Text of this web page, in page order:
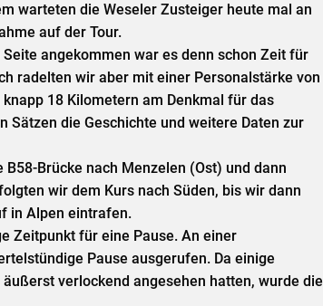
warteten die Weseler Zusteiger heute mal an
auf der Tour.
angekommen war es denn schon Zeit für
radelten wir aber mit einer Personalstärke von
18 Kilometern am Denkmal für das
Sätzen die Geschichte und weitere Daten zur
Brücke nach Menzelen (Ost) und dann
wir dem Kurs nach Süden, bis wir dann
in Alpen eintrafen.
Zeitpunkt für eine Pause. An einer
Pause ausgerufen. Da einige
verlockend angesehen hatten, wurde die